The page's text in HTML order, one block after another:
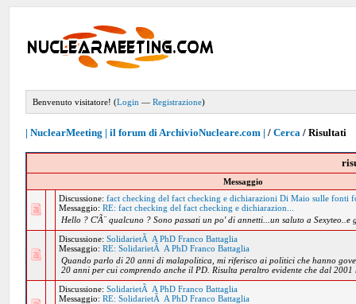
Benvenuto visitatore! (Login —Registrazione)
| NuclearMeeting | il forum di ArchivioNucleare.com | /Cerca /Risultati
Messaggio
Discussione:fact checking del fact checking e dichiarazioni Di Maio sulle fonti
Messaggio:RE: fact checking del fact checking e dichiarazion...
Hello ? C'Ã¨ qualcuno ? Sono passati un po' di annetti...un saluto a
Discussione:SolidarietÃ A PhD Franco Battaglia
Messaggio:RE: SolidarietÃ A PhD Franco Battaglia
Quando parlo di 20 anni di malapolitica, mi riferisco ai politici che hanno
20 anni per cui comprendo anche il PD. Risulta peraltro evidente che dal
Discussione:SolidarietÃ A PhD Franco Battaglia
Messaggio:RE: SolidarietÃ A PhD Franco Battaglia